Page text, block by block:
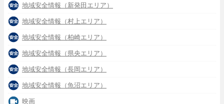
地域安全情報（新発田エリア）
地域安全情報（村上エリア）
地域安全情報（柏崎エリア）
地域安全情報（県央エリア）
地域安全情報（長岡エリア）
地域安全情報（魚沼エリア）
映画